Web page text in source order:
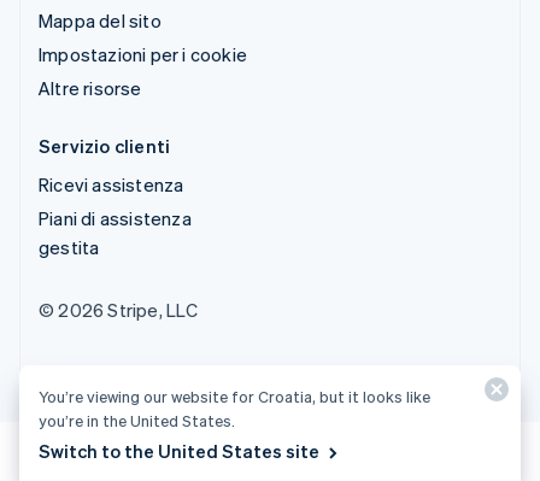
Mappa del sito
Impostazioni per i cookie
Altre risorse
Servizio clienti
Ricevi assistenza
Piani di assistenza
gestita
© 2026 Stripe, LLC
You’re viewing our website for Croatia, but it looks like
you’re in the United States.
Switch to the United States site